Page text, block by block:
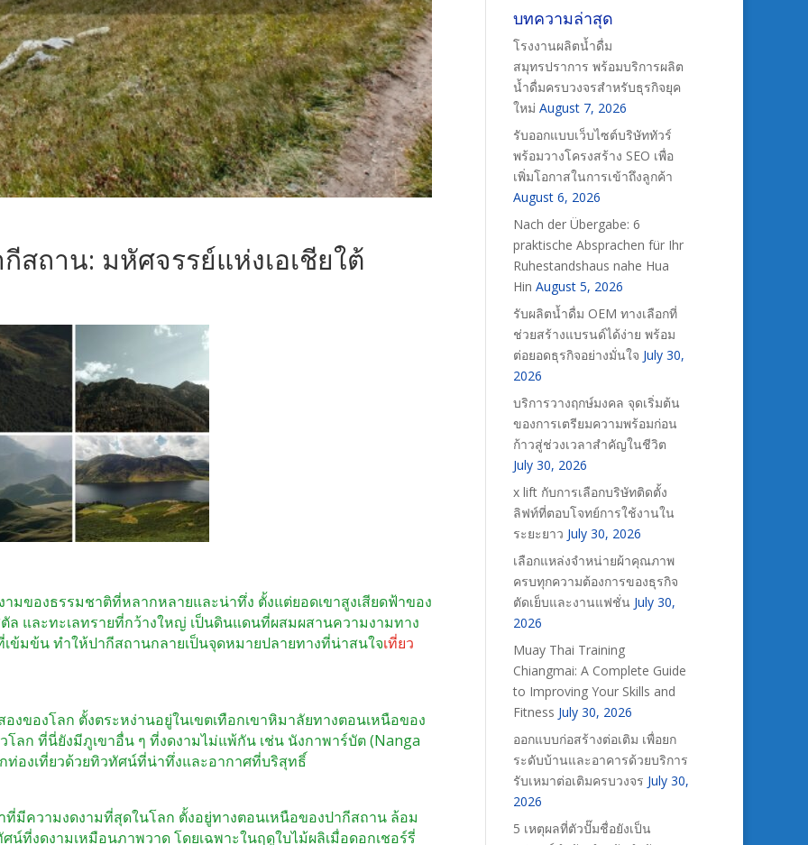
สถาน: มหัศจรรย์แห่งเอเชียใต้
ของธรรมชาติที่หลากหลายและน่าทึ่ง ตั้งแต่ยอดเขาสูงเสียดฟ้าของ
ล และทะเลทรายที่กว้างใหญ่ เป็นดินแดนที่ผสมผสานความงามทาง
ข้มข้น ทำให้ปากีสถานกลายเป็นจุดหมายปลายทางที่น่าสนใจเที่ยว
องของโลก ตั้งตระหง่านอยู่ในเขตเทือกเขาหิมาลัยทางตอนเหนือของ
ลก ที่นี่ยังมีภูเขาอื่น ๆ ที่งดงามไม่แพ้กัน เช่น นังกาพาร์บัต (Nanga
ท่องเที่ยวด้วยทิวทัศน์ที่น่าทึ่งและอากาศที่บริสุทธิ์
ที่มีความงดงามที่สุดในโลก ตั้งอยู่ทางตอนเหนือของปากีสถาน ล้อม
ที่งดงามเหมือนภาพวาด โดยเฉพาะในฤดูใบไม้ผลิเมื่อดอกเชอร์รี่
บทความล่าสุด
โรงงานผลิตน้ำดื่ม
สมุทรปราการ พร้อมบริการผลิต
น้ำดื่มครบวงจรสำหรับธุรกิจยุค
ใหม่ August 7, 2026
รับออกแบบเว็บไซต์บริษัททัวร์
พร้อมวางโครงสร้าง SEO เพื่อ
เพิ่มโอกาสในการเข้าถึงลูกค้า
August 6, 2026
Nach der Übergabe: 6
praktische Absprachen für Ihr
Ruhestandshaus nahe Hua
Hin August 5, 2026
รับผลิตน้ำดื่ม OEM ทางเลือกที่
ช่วยสร้างแบรนด์ได้ง่าย พร้อม
ต่อยอดธุรกิจอย่างมั่นใจ July 30,
2026
บริการวางฤกษ์มงคล จุดเริ่มต้น
ของการเตรียมความพร้อมก่อน
ก้าวสู่ช่วงเวลาสำคัญในชีวิต
July 30, 2026
x lift กับการเลือกบริษัทติดตั้ง
ลิฟท์ที่ตอบโจทย์การใช้งานใน
ระยะยาว July 30, 2026
เลือกแหล่งจำหน่ายผ้าคุณภาพ
ครบทุกความต้องการของธุรกิจ
ตัดเย็บและงานแฟชั่น July 30,
2026
Muay Thai Training
Chiangmai: A Complete Guide
to Improving Your Skills and
Fitness July 30, 2026
ออกแบบก่อสร้างต่อเติม เพื่อยก
ระดับบ้านและอาคารด้วยบริการ
รับเหมาต่อเติมครบวงจร July 30,
2026
5 เหตุผลที่ตัวปั๊มชื่อยังเป็น